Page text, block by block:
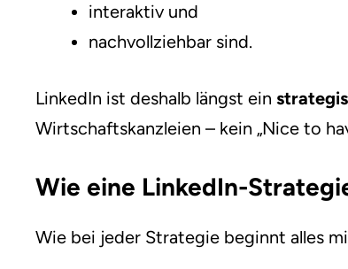
interaktiv und
nachvollziehbar sind.
LinkedIn ist deshalb längst ein
Wirtschaftskanzleien – kein „Nice to
Wie eine LinkedIn-
Wie bei jeder Strategie beginnt alles